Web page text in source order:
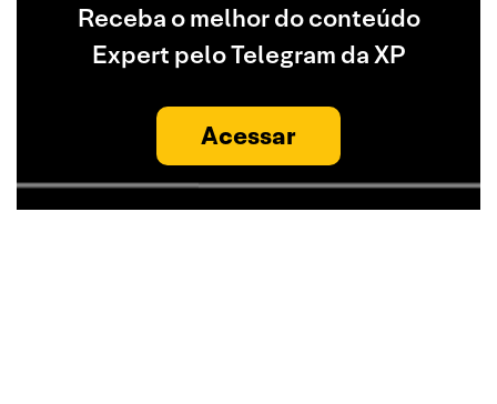
Receba o melhor do conteúdo
Expert pelo Telegram da XP
Acessar